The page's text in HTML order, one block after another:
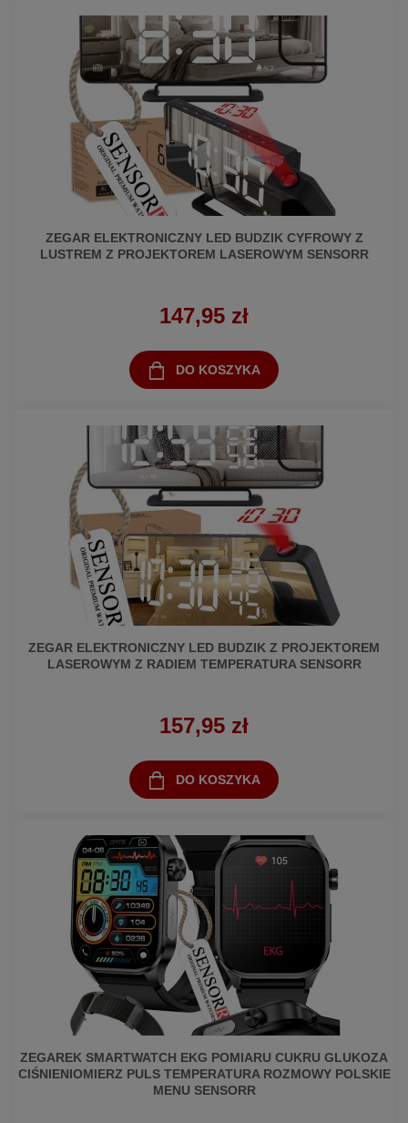
ZEGAR ELEKTRONICZNY LED BUDZIK CYFROWY Z
LUSTREM Z PROJEKTOREM LASEROWYM SENSORR
147,95 zł
DO KOSZYKA
ZEGAR ELEKTRONICZNY LED BUDZIK Z PROJEKTOREM
LASEROWYM Z RADIEM TEMPERATURA SENSORR
157,95 zł
DO KOSZYKA
ZEGAREK SMARTWATCH EKG POMIARU CUKRU GLUKOZA
CIŚNIENIOMIERZ PULS TEMPERATURA ROZMOWY POLSKIE
MENU SENSORR